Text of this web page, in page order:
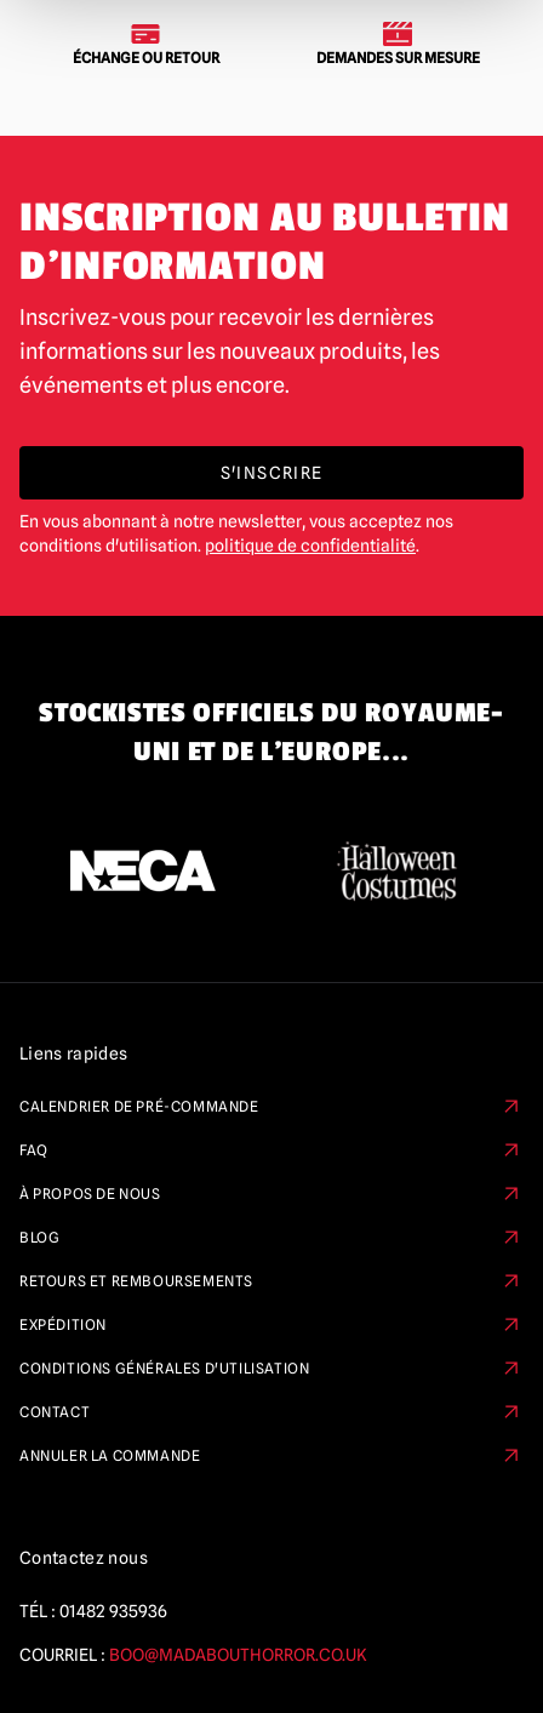
ÉCHANGE OU RETOUR DEMANDES SUR MESURE
INSCRIPTION AU BULLETIN
D'INFORMATION
Inscrivez-vous pour recevoir les dernières
informations sur les nouveaux produits, les
événements et plus encore.
S'INSCRIRE
En vous abonnant à notre newsletter, vous acceptez nos
conditions d'utilisation. politique de confidentialité.
STOCKISTES OFFICIELS DU ROYAUME-
UNI ET DE L'EUROPE...
Liens rapides
CALENDRIER DE PRÉ-COMMANDE
FAQ
À PROPOS DE NOUS
BLOG
RETOURS ET REMBOURSEMENTS
EXPÉDITION
CONDITIONS GÉNÉRALES D'UTILISATION
CONTACT
ANNULER LA COMMANDE
Contactez nous
TÉL : 01482 935936
COURRIEL : BOO@MADABOUTHORROR.CO.UK